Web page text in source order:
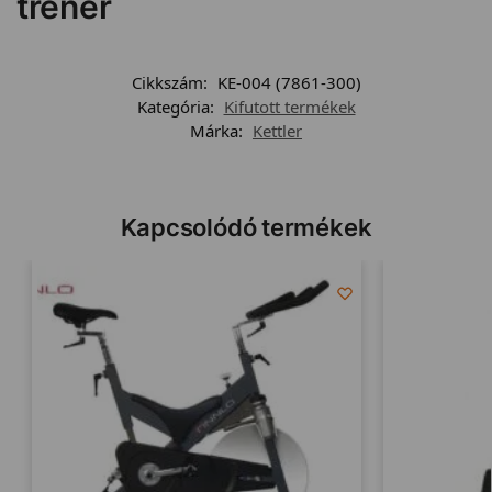
Cikkszám: KE-004 (7861-300)
Kategória: Kifutott termékek
Márka: Kettler
Kapcsolódó termékek